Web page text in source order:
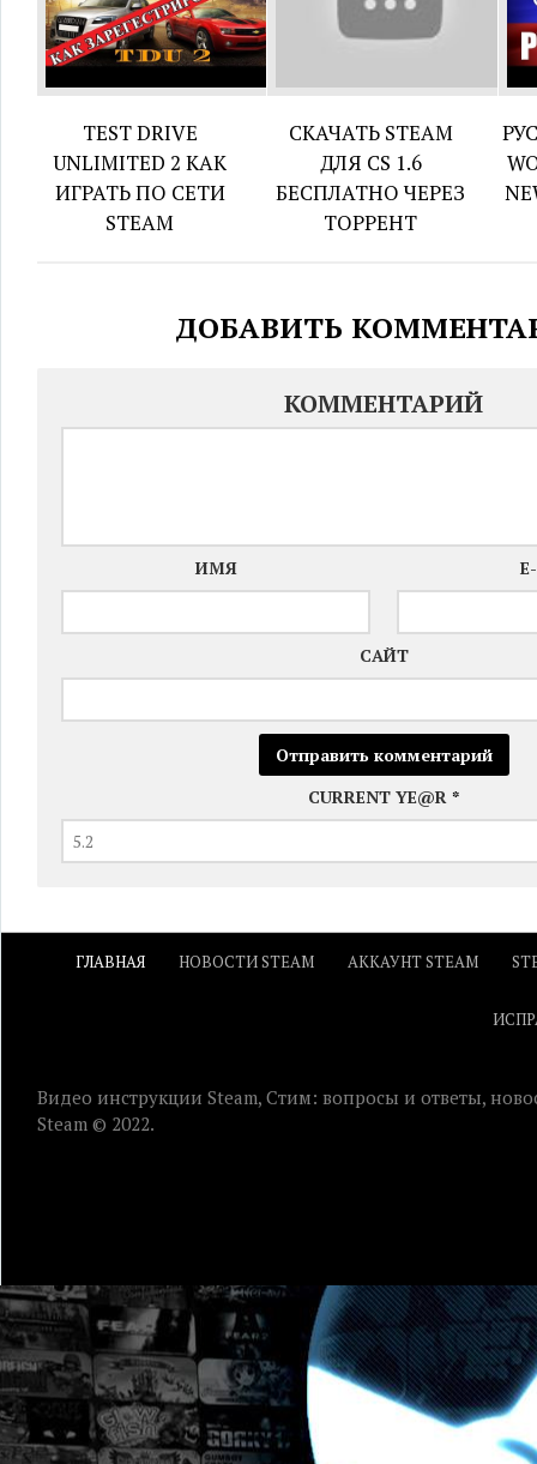
TEST DRIVE
UNLIMITED 2 КАК
ИГРАТЬ ПО СЕТИ
STEAM
СКАЧАТЬ STEAM
ДЛЯ CS 1.6
БЕСПЛАТНО ЧЕРЕЗ
ТОРРЕНТ
ДОБАВИТЬ
КОММЕНТАРИЙ
ИМЯ
САЙТ
CURRENT YE@R *
ГЛАВНАЯ НОВОСТИ STEAM АККАУНТ STEAM
Видео инструкции Steam, Стим: вопросы и ответы,
Steam © 2022.